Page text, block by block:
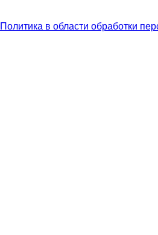
Политика в области обработки